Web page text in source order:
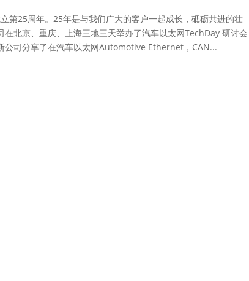
25周年。25年是与我们广大的客户一起成长，砥砺共进的壮
北京、重庆、上海三地三天举办了汽车以太网TechDay 研讨会
公司分享了在汽车以太网Automotive Ethernet，CAN...